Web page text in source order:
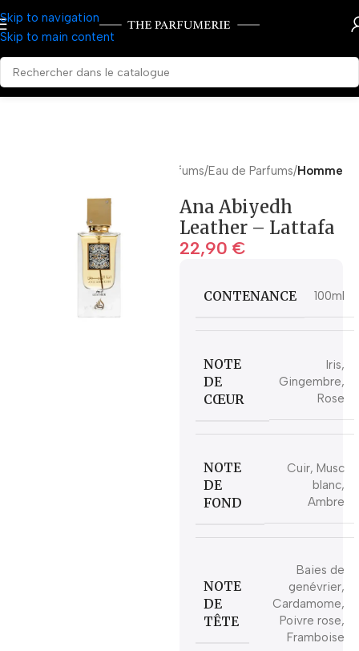
Skip to navigation
Skip to main content
Parfums Eau de Parfums Homme
Ana Abiyedh
Leather – Lattafa
22,90 €
CONTENANCE 100ml
NOTE
DE
CŒUR
Iris,
Gingembre,
Rose
NOTE
DE
FOND
Cuir, Musc
blanc,
Ambre
NOTE
DE
TÊTE
Baies de
genévrier,
Cardamome,
Poivre rose,
Framboise